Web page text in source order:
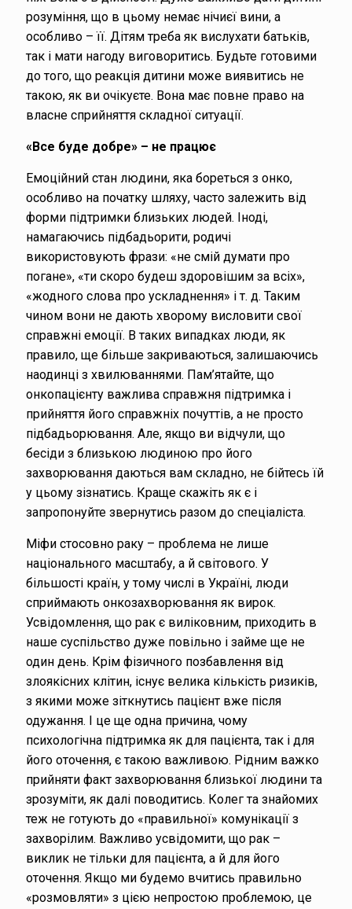
розуміння, що в цьому немає нічиєї вини, а
особливо – її. Дітям треба як вислухати батьків,
так і мати нагоду виговоритись. Будьте готовими
до того, що реакція дитини може виявитись не
такою, як ви очікуєте. Вона має повне право на
власне сприйняття складної ситуації.
«Все буде добре» – не працює
Емоційний стан людини, яка бореться з онко,
особливо на початку шляху, часто залежить від
форми підтримки близьких людей. Іноді,
намагаючись підбадьорити, родичі
використовують фрази: «не смій думати про
погане», «ти скоро будеш здоровішим за всіх»,
«жодного слова про ускладнення» і т. д. Таким
чином вони не дають хворому висловити свої
справжні емоції. В таких випадках люди, як
правило, ще більше закриваються, залишаючись
наодинці з хвилюваннями. Пам’ятайте, що
онкопацієнту важлива справжня підтримка і
прийняття його справжніх почуттів, а не просто
підбадьорювання. Але, якщо ви відчули, що
бесіди з близькою людиною про його
захворювання даються вам складно, не бійтесь їй
у цьому зізнатись. Краще скажіть як є і
запропонуйте звернутись разом до спеціаліста.
Міфи стосовно раку – проблема не лише
національного масштабу, а й світового. У
більшості країн, у тому числі в Україні, люди
сприймають онкозахворювання як вирок.
Усвідомлення, що рак є виліковним, приходить в
наше суспільство дуже повільно і займе ще не
один день. Крім фізичного позбавлення від
злоякісних клітин, існує велика кількість ризиків,
з якими може зіткнутись пацієнт вже після
одужання. І це ще одна причина, чому
психологічна підтримка як для пацієнта, так і для
його оточення, є такою важливою. Рідним важко
прийняти факт захворювання близької людини та
зрозуміти, як далі поводитись. Колег та знайомих
теж не готують до «правильної» комунікації з
захворілим. Важливо усвідомити, що рак –
виклик не тільки для пацієнта, а й для його
оточення. Якщо ми будемо вчитись правильно
«розмовляти» з цією непростою проблемою, це